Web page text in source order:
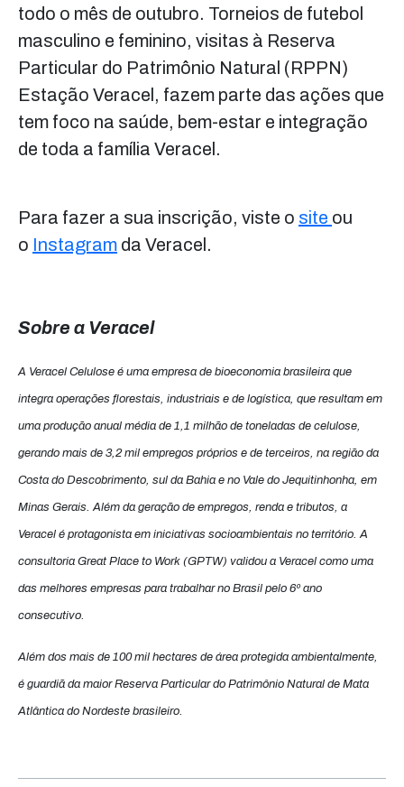
todo o mês de outubro. Torneios de futebol
masculino e feminino, visitas à Reserva
Particular do Patrimônio Natural (RPPN)
Estação Veracel, fazem parte das ações que
tem foco na saúde, bem-estar e integração
de toda a família Veracel.
Para fazer a sua inscrição, viste o site ou
o Instagram da Veracel.
Sobre a Veracel
A Veracel Celulose é uma empresa de bioeconomia brasileira que
integra operações florestais, industriais e de logística, que resultam em
uma produção anual média de 1,1 milhão de toneladas de celulose,
gerando mais de 3,2 mil empregos próprios e de terceiros, na região da
Costa do Descobrimento, sul da Bahia e no Vale do Jequitinhonha, em
Minas Gerais. Além da geração de empregos, renda e tributos, a
Veracel é protagonista em iniciativas socioambientais no território. A
consultoria Great Place to Work (GPTW) validou a Veracel como uma
das melhores empresas para trabalhar no Brasil pelo 6º ano
consecutivo.
Além dos mais de 100 mil hectares de área protegida ambientalmente,
é guardiã da maior Reserva Particular do Patrimônio Natural de Mata
Atlântica do Nordeste brasileiro.